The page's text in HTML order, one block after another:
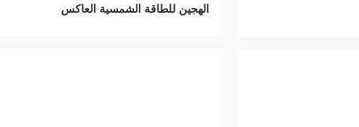
الهجين للطاقة الشمسية العاكس